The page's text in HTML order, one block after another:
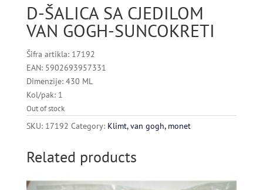
D-ŠALICA SA CJEDILOM
VAN GOGH-SUNCOKRETI
Šifra artikla: 17192
EAN: 5902693957331
Dimenzije: 430 ML
Kol/pak: 1
Out of stock
SKU: 17192 Category: Klimt, van gogh, monet
Related products